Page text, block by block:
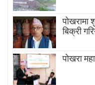
पोखरामा
बिक्री
पोखरा